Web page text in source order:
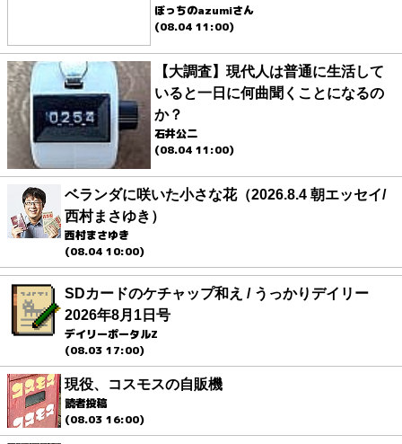
ぼっちのazumiさん
(08.04 11:00)
【大調査】現代人は普通に生活して
いると一日に何曲聞くことになるの
か？
石井公二
(08.04 11:00)
ベランダに咲いた小さな花（2026.8.4 朝エッセイ/
西村まさゆき）
西村まさゆき
(08.04 10:00)
SDカードのケチャップ和え / うっかりデイリー
2026年8月1日号
デイリーポータルZ
(08.03 17:00)
現役、コスモスの自販機
読者投稿
(08.03 16:00)